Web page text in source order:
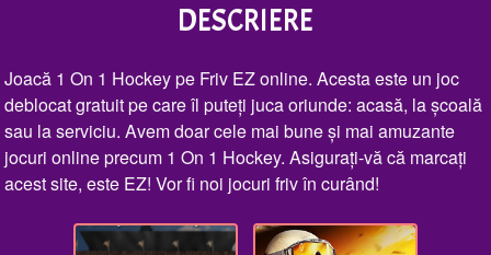
DESCRIERE
Joacă 1 On 1 Hockey pe Friv EZ online. Acesta este un joc
deblocat gratuit pe care îl puteți juca oriunde: acasă, la școală
sau la serviciu. Avem doar cele mai bune și mai amuzante
jocuri online precum 1 On 1 Hockey. Asigurați-vă că marcați
acest site, este EZ! Vor fi noi jocuri friv în curând!